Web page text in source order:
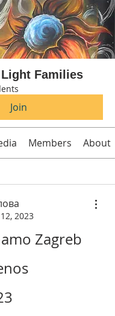
Families
Join
Members About
2023
Zagreb